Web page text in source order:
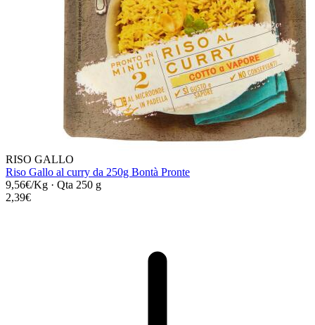
RISO GALLO
Riso Gallo al curry da 250g Bontà Pronte
9,56€/Kg · Qta 250 g
2,39€